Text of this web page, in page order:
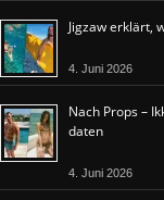
Jigzaw erklärt,
4. Juni 2026
Nach Props –
daten
4. Juni 2026